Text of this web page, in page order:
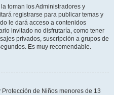
toman los Administradores y
registrarse para publicar temas y
le dará acceso a contenidos
invitado no disfrutaría, como tener
privados, suscripción a grupos de
Es muy recomendable.
Protección de Niños menores de 13